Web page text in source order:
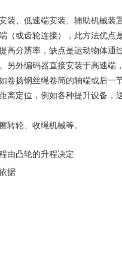
装、低速端安装、辅助机械装
（或齿轮连接），此方法优
高分辨率，缺点是运动物体
另外编码器直接安装于高速端
卷扬钢丝绳卷筒的轴端或后
离定位，例如各种提升设备，
转轮、收绳机械等。
由凸轮的升程决定
据